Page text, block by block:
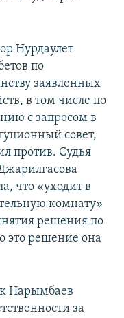
Нурдаулет
по
заявленных
в том числе по
с запросом в
совет,
против. Судья
что «уходит в
комнату»
решения по
это решение она
Нарымбаев
за